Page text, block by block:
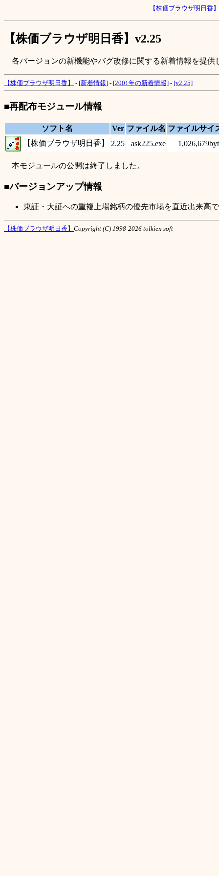
【株価ブラウザ明日香】
【株価ブラウザ明日香】v2.25
各バージョンの新機能やバグ改修に関する新着情報を提供
【株価ブラウザ明日香】 - [新着情報] - [2001年の新着情報] - [v2.25]
■再配布モジュール情報
ソフト名 Ver ファイル名 ファイルサイ
【株価ブラウザ明日香】
2.25 ask225.exe
本モジュールの公開は終了しました。
■バージョンアップ情報
東証・大証への重複上場銘柄の優先市場を直近出来高
【株価ブラウザ明日香】 Copyright (C) 1998-2026 tolkien soft